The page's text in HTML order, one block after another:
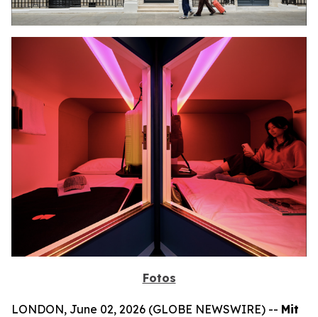
Fotos
LONDON, June 02, 2026 (GLOBE NEWSWIRE) -- Mit